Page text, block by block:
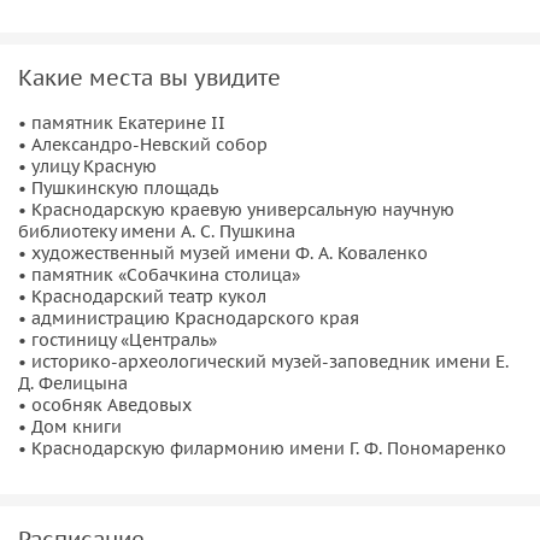
интересные факты, городские истории, красивые локации
глазами человека, который хорошо знает и любит свой
город.
Какие места вы увидите
• памятник Екатерине II
• Александро-Невский собор
• улицу Красную
• Пушкинскую площадь
• Краснодарскую краевую универсальную научную
библиотеку имени А. С. Пушкина
• художественный музей имени Ф. А. Коваленко
• памятник «Собачкина столица»
• Краснодарский театр кукол
• администрацию Краснодарского края
• гостиницу «Централь»
• историко-археологический музей-заповедник имени Е.
Д. Фелицына
• особняк Аведовых
• Дом книги
• Краснодарскую филармонию имени Г. Ф. Пономаренко